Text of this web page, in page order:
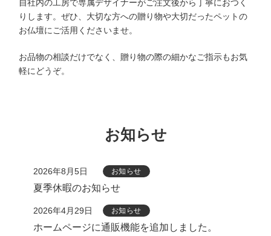
自社内の工房で専属デザイナーがご注文後から丁寧におつく
りします。ぜひ、大切な方への贈り物や大切だったペットの
お仏壇にご活用くださいませ。
お品物の相談だけでなく、贈り物の際の細かなご指示もお気
軽にどうぞ。
お知らせ
2026年8月5日 お知らせ
夏季休暇のお知らせ
2026年4月29日 お知らせ
ホームページに通販機能を追加しました。